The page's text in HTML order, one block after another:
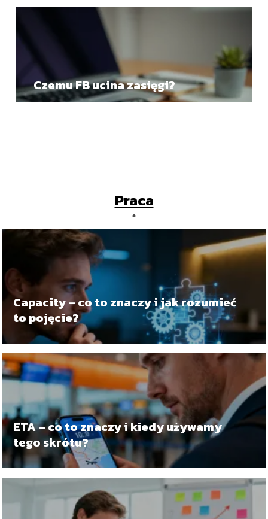
Czemu FB ucina zasięgi?
Praca
Capacity – co to znaczy i jak rozumieć
to pojęcie?
ETA – co to znaczy i kiedy używamy
tego skrótu?